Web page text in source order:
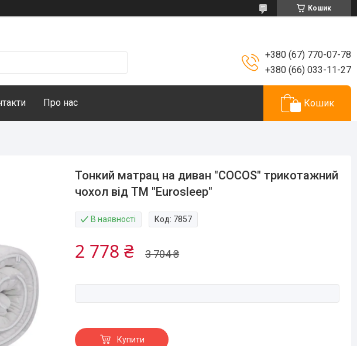
Кошик
+380 (67) 770-07-78
+380 (66) 033-11-27
Про нас Кошик
Тонкий матрац на диван "COCOS" трикотажний
чохол від ТМ "Eurosleep"
В наявності Код: 7857
3 704 ₴
2 778 ₴
Купити